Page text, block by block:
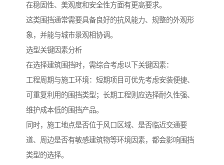
在稳固性、美观度和安全性方面有更高要求。
这类围挡通常需要具备良好的抗风能力、规整的外观形
象，并能与城市景观相协调。
选型关键因素分析
在选择建筑围挡时，需综合考虑以下关键因素：
工程周期与施工环境：短期项目可优先考虑安装便捷、
可重复利用的围挡类型；长期工程则应选择耐久性强、
维护成本低的围挡产品。
同时，施工地点是否位于风口区域、是否临近交通要
道、周边是否有敏感建筑物等环境因素，都会影响围挡
类型的选择。